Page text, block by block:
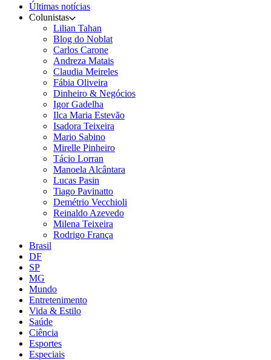
Últimas notícias
Colunistas
Lilian Tahan
Blog do Noblat
Carlos Carone
Andreza Matais
Claudia Meireles
Fábia Oliveira
Dinheiro & Negócios
Igor Gadelha
Ilca Maria Estevão
Isadora Teixeira
Mario Sabino
Mirelle Pinheiro
Tácio Lorran
Manoela Alcântara
Lucas Pasin
Tiago Pavinatto
Demétrio Vecchioli
Reinaldo Azevedo
Milena Teixeira
Rodrigo França
Brasil
DF
SP
MG
Mundo
Entretenimento
Vida & Estilo
Saúde
Ciência
Esportes
Especiais